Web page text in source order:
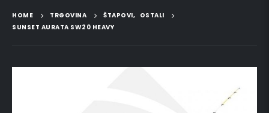
HOME TRGOVINA ŠTAPOVI, OSTALI
SUNSET AURATA SW20 HEAVY